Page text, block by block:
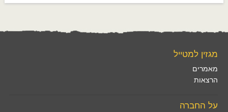
מגזין למטייל
מאמרים
הרצאות
על החברה